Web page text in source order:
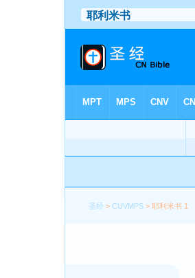
圣经 >CUVMPS > 耶利米书 1